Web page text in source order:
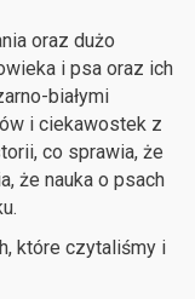
oraz dużo
i psa oraz ich
białymi
i ciekawostek z
co sprawia, że
że nauka o psach
które czytaliśmy i